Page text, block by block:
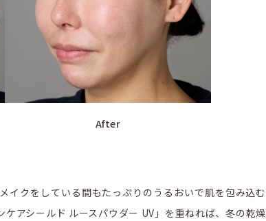
After
イクをしている間もたっぷりのうるおいで肌を包み込む
アシールド ルースパウダー UV」を重ねれば、冬の乾燥